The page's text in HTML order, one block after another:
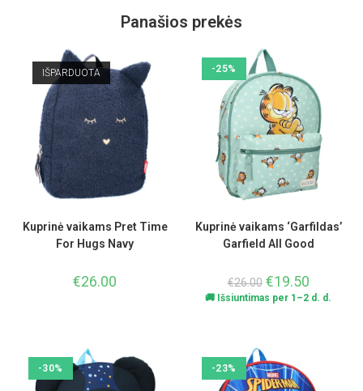
Panašios prekės
IŠPARDUOTA
Kuprinė vaikams Pret Time
For Hugs Navy
€26.00
-25%
Kuprinė vaikams ‘Garfildas’
Garfield All Good
€26.00 €19.50
🚚 Išsiuntimas per 1–2 d. d.
-30% -23%